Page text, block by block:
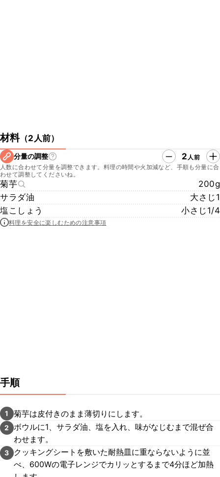
材料（2人前）
分量の調整 2 人前
人数に合わせて分量を調整できます。料理の時間や火加減など、手順も分量に合
わせて調整してくださいね。
菊芋
200g
サラダ油
大さじ1
塩こしょう
小さじ1/4
料理を安全に楽しむための注意事項
手順
1 菊芋は皮付きのまま薄切りにします。
2
ボウルに1、サラダ油、塩を入れ、味がなじむまで混ぜ合
わせます。
3
クッキングシートを敷いた耐熱皿に重ならないように並
べ、600Wの電子レンジでカリッとするまで4分ほど加熱